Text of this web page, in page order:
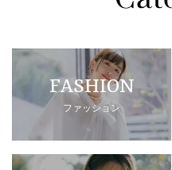
FASHION
ファッション